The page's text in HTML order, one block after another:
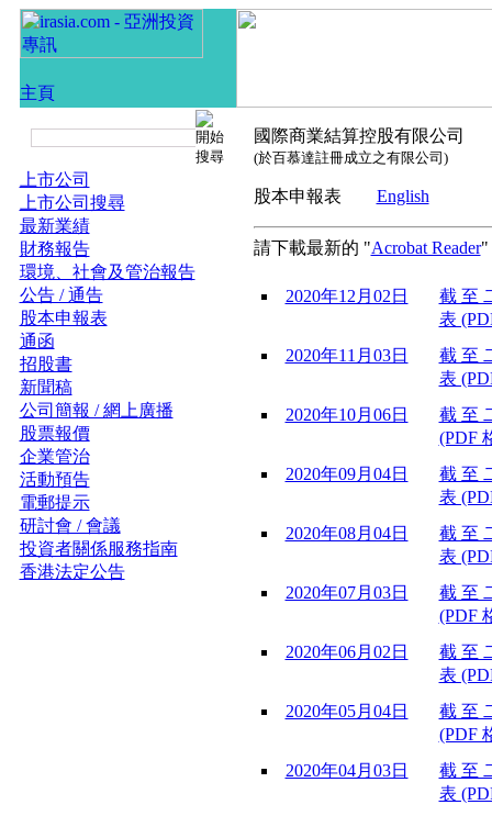
上市公司
上市公司搜尋
最新業績
財務報告
環境、社會及管治報告
公告 / 通告
股本申報表
通函
招股書
新聞稿
公司簡報 / 網上廣播
股票報價
企業管治
活動預告
電郵提示
研討會 / 會議
投資者關係服務指南
香港法定公告
國際商業結算控股有限公司
(於百慕達註冊成立之有限公司)
股本申報表 English
請下載最新的 "Acrobat Reader"
2020年12月02日
截 至
表
2020年11月03日
截 至
表
2020年10月06日
截 至
(PDF
2020年09月04日
截 至
表
2020年08月04日
截 至
表
2020年07月03日
截 至
(PDF
2020年06月02日
截 至
表
2020年05月04日
截 至
(PDF
2020年04月03日
截 至
表